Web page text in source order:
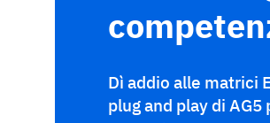
Dì addio alle matrici
plug and play di